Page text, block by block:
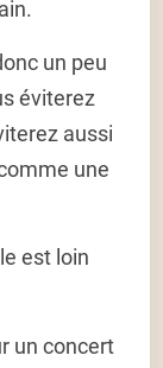
un peu
éviterez
aussi
une
est loin
un concert